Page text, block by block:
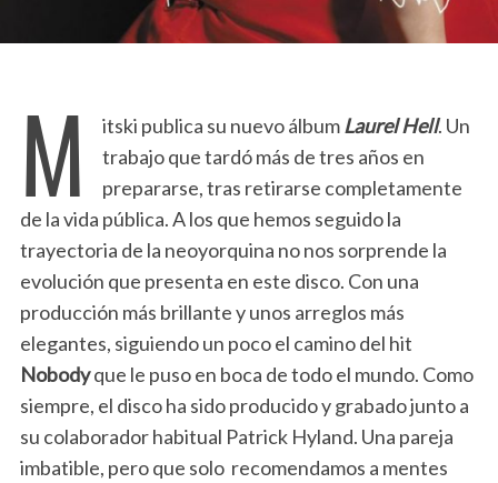
M itski publica su nuevo álbumLaurel Hell. Un
trabajo quetardó más de tres años en
prepararse, tras retirarse completamente
de la vida pública. A los que hemos seguido la
trayectoria de la neoyorquina no nos sorprende la
evolución que presenta en este disco. Con una
producción más brillante y unos arreglos más
elegantes, siguiendo un poco el camino del hit
Nobodyque le puso en boca de todo el mundo. Como
siempre, el disco ha sido producido y grabado junto a
su colaborador habitual Patrick Hyland. Una pareja
imbatible, pero que solo recomendamos a mentes